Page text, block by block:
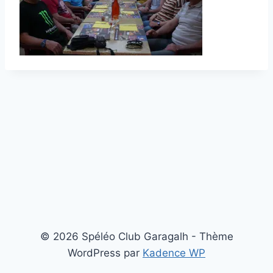
© 2026 Spéléo Club Garagalh - Thème
WordPress par Kadence WP